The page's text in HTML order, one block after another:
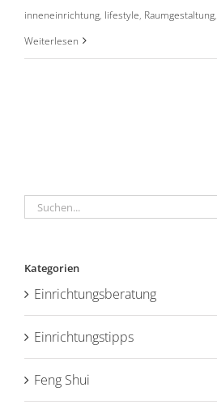
inneneinrichtung, lifestyle, Raumgestaltung,
Weiterlesen
Suche
Kategorien
Einrichtungsberatung
Einrichtungstipps
Feng Shui